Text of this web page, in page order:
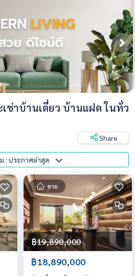
ช่าบ้านเดี่ยว บ้านแฝด ในทั่ว
Share
เรียงตาม : ประกาศล่าสุด
ขาย
฿19,890,000
฿18,890,000